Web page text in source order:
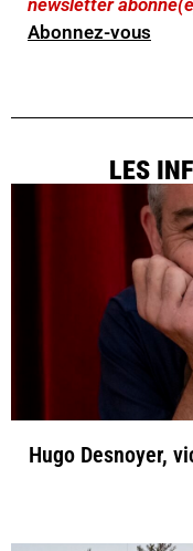
Abonnez-vous
LES
Hugo Desnoyer,